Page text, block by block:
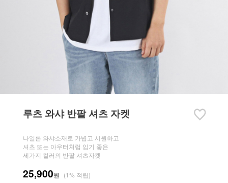
루츠 와샤 반팔 셔츠 자켓
나일론 와샤소재로 가볍고 시원하고
셔츠 또는 아우터처럼 입기 좋은
세가지 컬러의 반팔 셔츠자켓
25,900원 (1% 적립)